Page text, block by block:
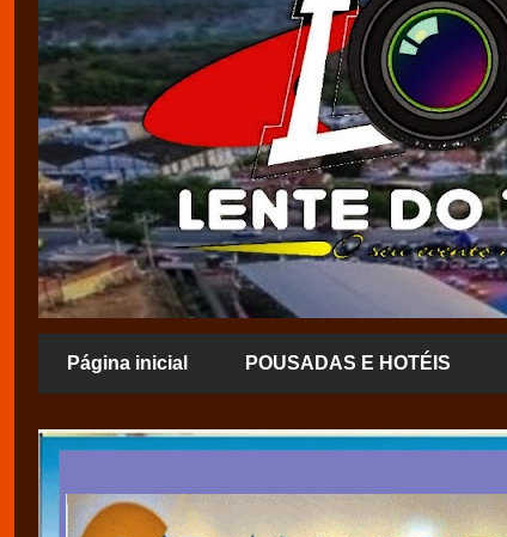
Página inicial POUSADAS E HOTÉIS